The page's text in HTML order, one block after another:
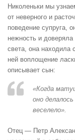
Николеньки мы
от неверного и
поведение супруга,
нежность и
света, она находила
ней воплощение
описывает сын:
«Когда
оно
веселело».
Отец — Петр